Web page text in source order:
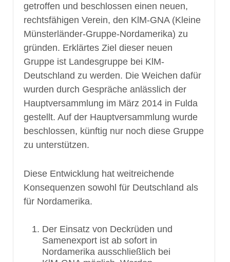
getroffen und beschlossen einen neuen,
rechtsfähigen Verein, den KlM-GNA (Kleine
Münsterländer-Gruppe-Nordamerika) zu
gründen. Erklärtes Ziel dieser neuen
Gruppe ist Landesgruppe bei KlM-
Deutschland zu werden. Die Weichen dafür
wurden durch Gespräche anlässlich der
Hauptversammlung im März 2014 in Fulda
gestellt. Auf der Hauptversammlung wurde
beschlossen, künftig nur noch diese Gruppe
zu unterstützen.
Diese Entwicklung hat weitreichende
Konsequenzen sowohl für Deutschland als
für Nordamerika.
Der Einsatz von Deckrüden und
Samenexport ist ab sofort in
Nordamerika ausschließlich bei